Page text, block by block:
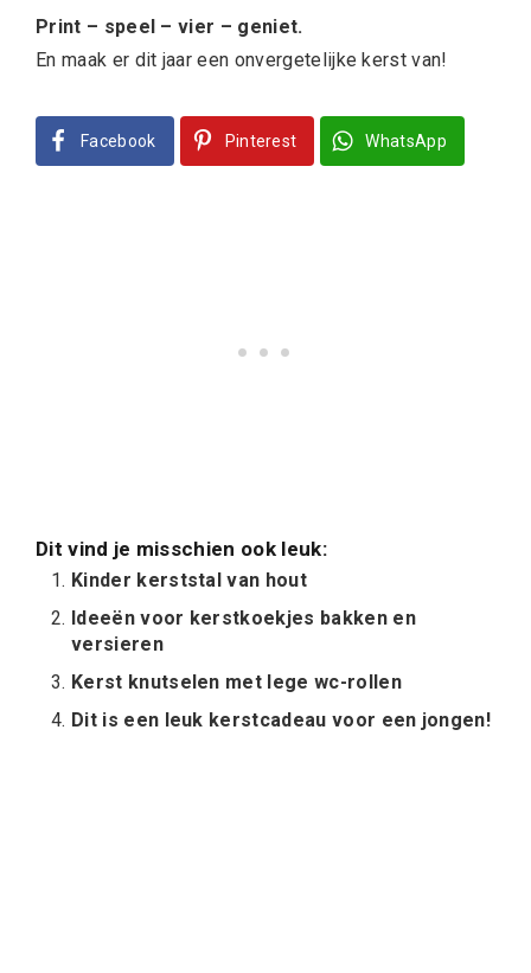
Print – speel – vier – geniet.
En maak er dit jaar een onvergetelijke kerst van!
Facebook Pinterest WhatsApp
Dit vind je misschien ook leuk:
Kinder kerststal van hout
Ideeën voor kerstkoekjes bakken en
versieren
Kerst knutselen met lege wc-rollen
Dit is een leuk kerstcadeau voor een jongen!